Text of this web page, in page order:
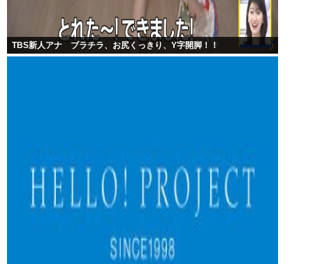
TBS新人アナ ブラチラ、お尻くっきり、Y字開脚！！